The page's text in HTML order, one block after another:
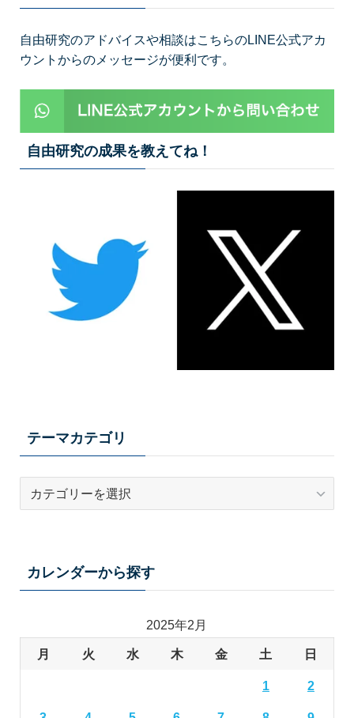
自由研究のアドバイスや相談はこちらのLINE公式アカ
ウントからのメッセージが便利です。
自由研究の成果を教えてね！
テーマカテゴリ
カレンダーから探す
2025年2月
月 火 水 木 金 土 日
1 2